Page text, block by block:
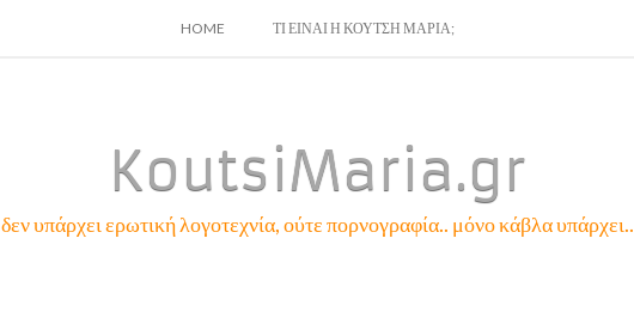
SKIP
HOME ΤΙ ΕΙΝΑΙ Η ΚΟΥΤΣΗ ΜΑΡΙΑ;
KoutsiMaria.gr
δεν υπάρχει ερωτική λογοτεχνία, ούτε πορνογραφία.. μόνο κάβλα υπάρχει..